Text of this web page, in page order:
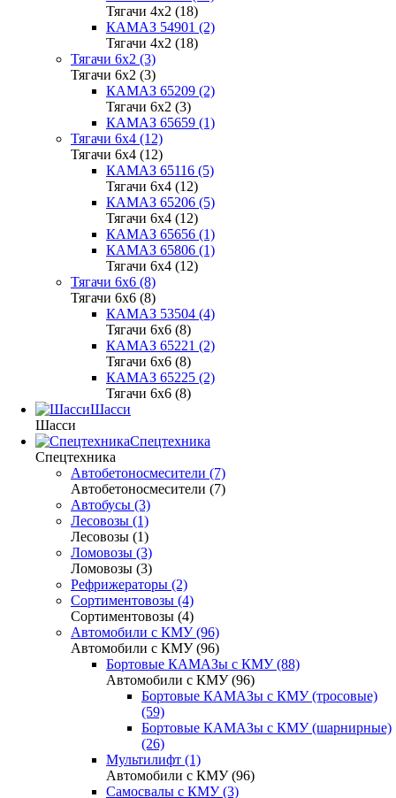
Тягачи 4x2 (18)
КАМАЗ 54901 (2)
Тягачи 4x2 (18)
Тягачи 6x2 (3)
Тягачи 6x2 (3)
КАМАЗ 65209 (2)
Тягачи 6x2 (3)
КАМАЗ 65659 (1)
Тягачи 6x4 (12)
Тягачи 6x4 (12)
КАМАЗ 65116 (5)
Тягачи 6x4 (12)
КАМАЗ 65206 (5)
Тягачи 6x4 (12)
КАМАЗ 65656 (1)
КАМАЗ 65806 (1)
Тягачи 6x4 (12)
Тягачи 6x6 (8)
Тягачи 6x6 (8)
КАМАЗ 53504 (4)
Тягачи 6x6 (8)
КАМАЗ 65221 (2)
Тягачи 6x6 (8)
КАМАЗ 65225 (2)
Тягачи 6x6 (8)
Шасси
Шасси
Спецтехника
Спецтехника
Автобетоносмесители (7)
Автобетоносмесители (7)
Автобусы (3)
Лесовозы (1)
Лесовозы (1)
Ломовозы (3)
Ломовозы (3)
Рефрижераторы (2)
Сортиментовозы (4)
Сортиментовозы (4)
Автомобили с КМУ (96)
Автомобили с КМУ (96)
Бортовые КАМАЗы с КМУ (88)
Автомобили с КМУ (96)
Бортовые КАМАЗы с КМУ (тросовые)
(59)
Бортовые КАМАЗы с КМУ (шарнирные)
(26)
Мультилифт (1)
Автомобили с КМУ (96)
Самосвалы с КМУ (3)